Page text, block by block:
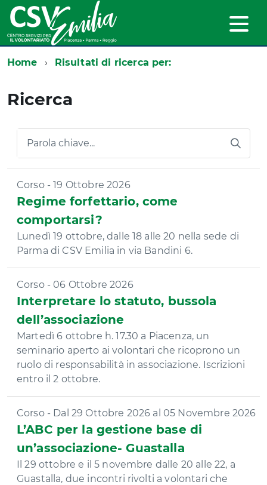
Home Risultati di ricerca per:
Ricerca
Parola chiave...
Corso - 19 Ottobre 2026
Regime forfettario, come
comportarsi?
Lunedì 19 ottobre, dalle 18 alle 20 nella sede di
Parma di CSV Emilia in via Bandini 6.
Corso - 06 Ottobre 2026
Interpretare lo statuto, bussola
dell’associazione
Martedì 6 ottobre h. 17.30 a Piacenza, un
seminario aperto ai volontari che ricoprono un
ruolo di responsabilità in associazione. Iscrizioni
entro il 2 ottobre.
Corso - Dal 29 Ottobre 2026 al 05 Novembre 2026
L’ABC per la gestione base di
un’associazione- Guastalla
Il 29 ottobre e il 5 novembre dalle 20 alle 22, a
Guastalla, due incontri rivolti a volontari che